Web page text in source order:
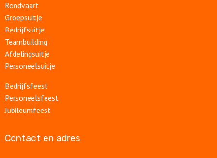
Rondvaart
Groepsuitje
Bedrijfsuitje
Teambuilding
Afdelingsuitje
Personeelsuitje
Bedrijfsfeest
Personeelsfeest
Jubileumfeest
Contact en adres